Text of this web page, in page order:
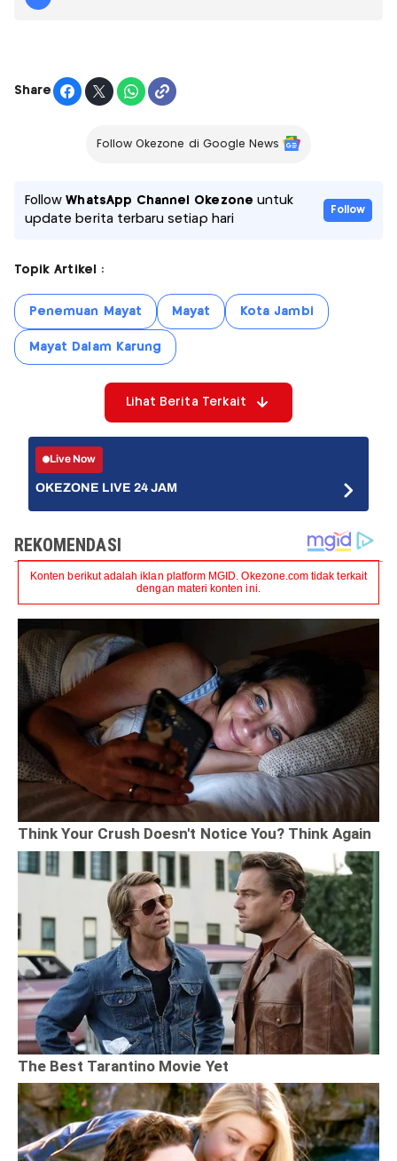
Share
Follow Okezone di Google News
FollowWhatsApp Channel Okezone untuk
update berita terbaru setiap hari
Follow
Topik Artikel :
Penemuan Mayat Mayat Kota Jambi
Mayat Dalam Karung
Lihat Berita Terkait
Live Now
OKEZONE LIVE 24 JAM